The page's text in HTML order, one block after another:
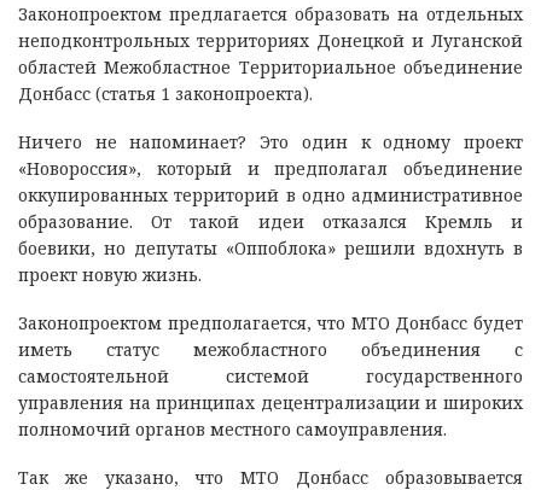
Законопроектом предлагается образовать на отдельных
неподконтрольных территориях Донецкой и Луганской
областей Межобластное Территориальное объединение
Донбасс (статья 1 законопроекта).
Ничего не напоминает? Это один к одному проект
«Новороссия», который и предполагал объединение
оккупированных территорий в одно административное
образование. От такой идеи отказался Кремль и
боевики, но депутаты «Оппоблока» решили вдохнуть в
проект новую жизнь.
Законопроектом предполагается, что МТО Донбасс будет
иметь статус межобластного объединения с
самостоятельной системой государственного
управления на принципах децентрализации и широких
полномочий органов местного самоуправления.
Так же указано, что МТО Донбасс образовывается